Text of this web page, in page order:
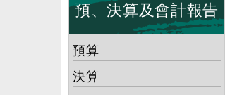
預、決算及會計報告
預算
決算